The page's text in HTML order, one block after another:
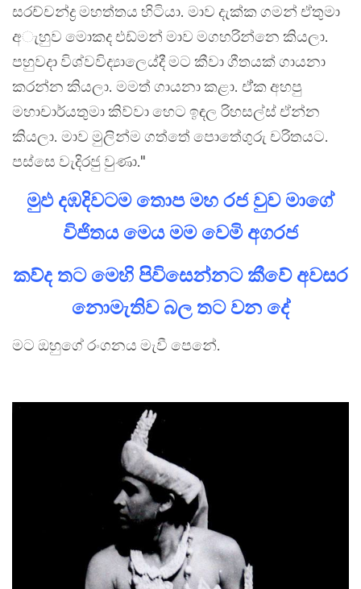
සරච්චන්ද්‍ර මහත්තය හිටියා. මාව දැක්ක ගමන් ඒතුමා
අැහුව මොකද එඩ්මන් මාව මගහරින්නෙ කියලා.
පහුවදා විශ්වවිද්‍යාලෙය්දී මට කීවා ගීතයක් ගායනා
කරන්න කියලා. මමත් ගායනා කළා. ඒ්ක අහපු
මහාචාර්යතුමා කිව්වා හෙට ඉඳල රිහසල්ස් ඒන්න
කියලා. මාව මුලින්ම ගත්තේ පොතේගුරු චරිතයට.
පස්සෙ වැදිරජු වුණා."
මුඵ දඹදිවටම තොප මහ රජ වුව මාගේ
විජිතය මෙය මම වෙමි අගරජ
කව්ද තට මෙහි පිවිසෙන්නට කීවේ අවසර
නොමැතිව බල තට වන දේ
මට ඔහුගේ රංගනය මැවී පෙනේ.